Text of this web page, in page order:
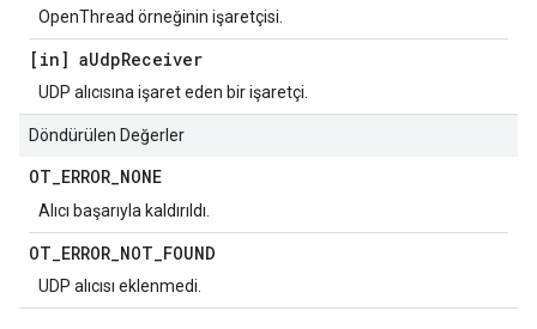
OpenThread örneğinin işaretçisi.
[in] aUdpReceiver
UDP alıcısına işaret eden bir işaretçi.
Döndürülen Değerler
OT_ERROR_NONE
Alıcı başarıyla kaldırıldı.
OT_ERROR_NOT_FOUND
UDP alıcısı eklenmedi.